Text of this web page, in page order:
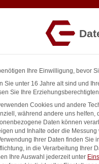
Salzstreuer,
7,61€
Ihre Einwilligung, bevor
Sie unter 16 Jahre alt sind und
Sie Ihre
Cookies und andere
während andere uns helfen,
Daten können
und Inhalte oder die
Ihrer Daten finden Sie
in die Verarbeitung Ihrer
Ihre Auswahl jederzeit unter